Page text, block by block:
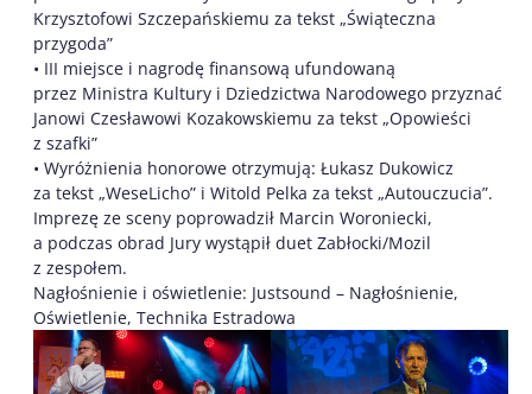
Krzysztofowi Szczepańskiemu za tekst „Świąteczna
przygoda”
• III miejsce i nagrodę finansową ufundowaną
przez Ministra Kultury i Dziedzictwa Narodowego przyznać
Janowi Czesławowi Kozakowskiemu za tekst „Opowieści
z szafki”
• Wyróżnienia honorowe otrzymują: Łukasz Dukowicz
za tekst „WeseLicho” i Witold Pelka za tekst „Autouczucia”.
Imprezę ze sceny poprowadził Marcin Woroniecki,
a podczas obrad Jury wystąpił duet Zabłocki/Mozil
z zespołem.
Nagłośnienie i oświetlenie: Justsound – Nagłośnienie,
Oświetlenie, Technika Estradowa